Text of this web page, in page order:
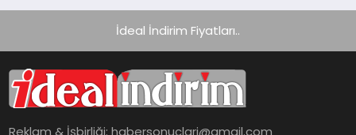
İdeal İndirim Fiyatları..
Reklam & İşbirliği:habersonuclari@gmail.com